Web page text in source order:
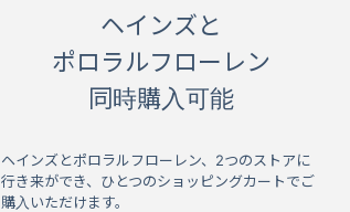
ヘインズと
ポロラルフローレン
同時購入可能
ヘインズとポロラルフローレン、2つのストアに
行き来ができ、ひとつのショッピングカートでご
購入いただけます。